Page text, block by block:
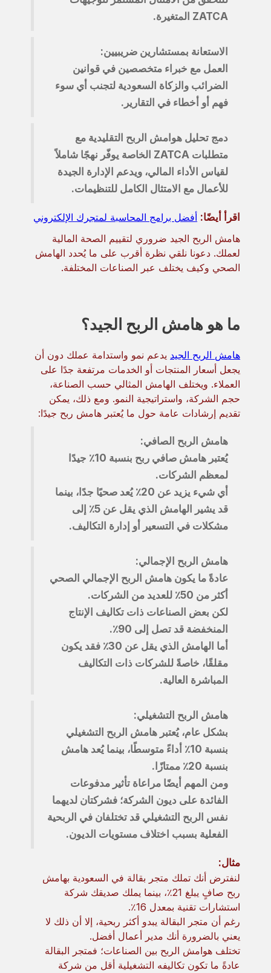
ZATCA المتغيرة.
الاستعانة بمستشارين ضريبيين:
العمل مع خبراء متخصصين في قوانين
الضرائب والزكاة السعودية لتجنب أي سوء
فهم أو أخطاء في التقارير.
دمج تحليل هوامش الربح التقليدية مع
متطلبات ZATCA الخاصة يوفّر نهجًا شاملاً
لقياس الأداء المالي، ويدعم الإدارة الجيدة
للأعمال مع الامتثال الكامل للتنظيمات.
اقرأ أيضًا: أفضل برامج المحاسبة لمتجرك الإلكتروني
هامش الربح الجيد ضروري لتقييم الصحة المالية
لعملك. دعونا نلقي نظرة أقرب على ما يُحدد الهامش
الصحي وكيف يختلف عبر الصناعات المختلفة.
ما هو هامش الربح الجيد؟
هامش الربح الجيد يدعم نمو واستدامة عملك دون أن
يجعل أسعار المنتجات أو الخدمات مرتفعة جدًا على
العملاء. ويختلف الهامش المثالي حسب الصناعة،
حجم الشركة، واستراتيجية النمو. ومع ذلك، يمكن
تقديم إرشادات عامة حول ما يُعتبر هامش ربح جيدًا:
هامش الربح الصافي:
يُعتبر هامش صافي ربح بنسبة 10٪ جيدًا
لمعظم الشركات.
أي شيء يزيد عن 20٪ يُعد صحيًا جدًا، بينما
قد يشير الهامش الذي يقل عن 5٪ إلى
مشكلات في التسعير أو إدارة التكاليف.
هامش الربح الإجمالي:
عادةً ما يكون هامش الربح الإجمالي الصحي
أكثر من 50٪ للعديد من الشركات.
لكن بعض الصناعات ذات تكاليف الإنتاج
المنخفضة قد تصل إلى 90٪.
أما الهامش الذي يقل عن 30٪ فقد يكون
مقلقًا، خاصةً للشركات ذات التكاليف
المباشرة العالية.
هامش الربح التشغيلي:
بشكل عام، يُعتبر هامش الربح التشغيلي
بنسبة 10٪ أداءً متوسطًا، بينما يُعد هامش
بنسبة 20٪ ممتازًا.
ومن المهم أيضًا مراعاة تأثير مدفوعات
الفائدة على ديون الشركة؛ فشركتان لديهما
نفس الربح التشغيلي قد تختلفان في الربحية
الفعلية بسبب اختلاف مستويات الديون.
مثال:
لنفترض أنك تملك متجر بقالة في السعودية بهامش
ربح صافٍ يبلغ 21٪، بينما يملك صديقك شركة
استشارات تقنية بمعدل 16٪.
رغم أن متجر البقالة يبدو أكثر ربحية، إلا أن ذلك لا
يعني بالضرورة أنك مدير أعمال أفضل.
تختلف هوامش الربح بين الصناعات؛ فمتجر البقالة
عادةً ما تكون تكاليفه التشغيلية أقل من شركة